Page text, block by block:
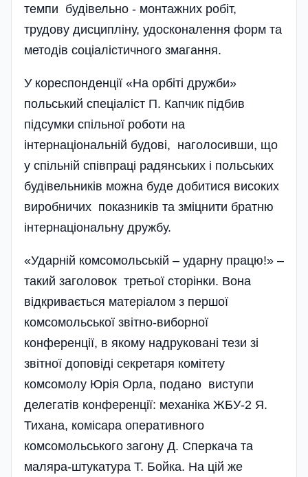
темпи будівельно - монтажних робіт,
трудову дисципліну, удосконалення форм та
методів соціалістичного змагання.
У кореспонденції «На орбіті дружби»
польський спеціаліст П. Капчик підбив
підсумки спільної роботи на
інтернаціональній будові, наголосивши, що
у спільній співпраці радянських і польських
будівельників можна буде добитися високих
виробничих показників та зміцнити братню
інтернаціональну дружбу.
«Ударній комсомольській – ударну працю!» –
такий заголовок третьої сторінки. Вона
відкривається матеріалом з першої
комсомольської звітно-виборної
конференції, в якому надруковані тези зі
звітної доповіді секретаря комітету
комсомолу Юрія Орла, подано виступи
делегатів конференції: механіка ЖБУ-2 Я.
Тихана, комісара оперативного
комсомольського загону Д. Сперкача та
маляра-штукатура Т. Бойка. На цій же